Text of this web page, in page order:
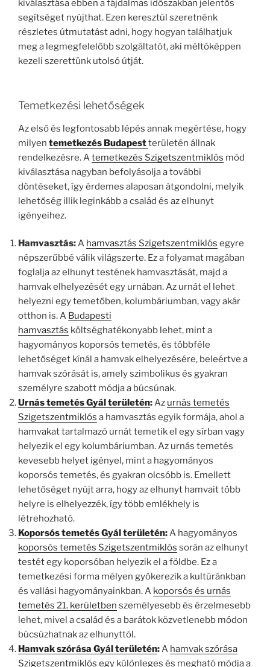
kiválasztása ebben a fájdalmas időszakban jelentős
segítséget nyújthat. Ezen keresztül szeretnénk
részletes útmutatást adni, hogy hogyan találhatjuk
meg a legmegfelelőbb szolgáltatót, aki méltóképpen
kezeli szerettünk utolsó útját.
Temetkezési lehetőségek
Az első és legfontosabb lépés annak megértése, hogy
milyen temetkezés Budapestterületén állnak
rendelkezésre. Atemetkezés Szigetszentmiklós mód
kiválasztása nagyban befolyásolja a további
döntéseket, így érdemes alaposan átgondolni, melyik
lehetőség illik leginkább a család és az elhunyt
igényeihez.
Hamvasztás:A hamvasztás Szigetszentmiklós egyre
népszerűbbé válik világszerte. Ez a folyamat magában
foglalja az elhunyt testének hamvasztását, majd a
hamvak elhelyezését egy urnában. Az urnát el lehet
helyezni egy temetőben, kolumbáriumban, vagy akár
otthon is. A Budapesti
hamvasztás költséghatékonyabb lehet, mint a
hagyományos koporsós temetés, és többféle
lehetőséget kínál a hamvak elhelyezésére, beleértve a
hamvak szórását is, amely szimbolikus és gyakran
személyre szabott módja a búcsúnak.
Urnás temetés Gyál területén:Az urnás temetés
Szigetszentmiklós a hamvasztás egyik formája, ahol a
hamvakat tartalmazó urnát temetik el egy sírban vagy
helyezik el egy kolumbáriumban. Az urnás temetés
kevesebb helyet igényel, mint a hagyományos
koporsós temetés, és gyakran olcsóbb is. Emellett
lehetőséget nyújt arra, hogy az elhunyt hamvait több
helyre is elhelyezzék, így több emlékhely is
létrehozható.
Koporsós temetés Gyál területén:A hagyományos
koporsós temetés Szigetszentmiklós során az elhunyt
testét egy koporsóban helyezik el a földbe. Ez a
temetkezési forma mélyen gyökerezik a kultúránkban
és vallási hagyományainkban. A koporsós és urnás
temetés 21. kerületben személyesebb és érzelmesebb
lehet, mivel a család és a barátok közvetlenebb módon
búcsúzhatnak az elhunyttól.
Hamvak szórása Gyál területén:A hamvak szórása
Szigetszentmiklós egy különleges és megható módja a